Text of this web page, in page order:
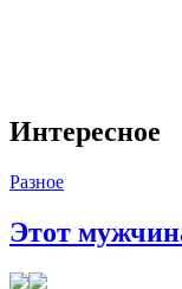
Интересное
Разное
Этот